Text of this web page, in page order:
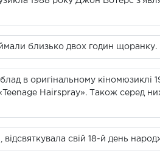
близько двох годин щоранку.
в оригінальному
Hairspray». Також серед
відсвяткувала свій 18-й день